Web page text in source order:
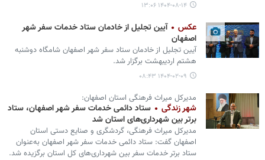
۱۴۰۴-۰۸-۱۴ ۱۳:۰۶
عکس
آیین تجلیل از خادمان ستاد خدمات سفر شهر
اصفهان
آیین تجلیل از خادمان ستاد سفر شهر اصفهان شامگاه دوشنبه
هشتم اردیبهشت برگزار شد.
۱۴۰۴-۰۲-۰۹ ۰۸:۴۳
مدیرکل میراث فرهنگی استان اصفهان:
شهر زندگی
ستاد دائمی خدمات سفر شهر اصفهان، ستاد
برتر بین شهرداری‌های استان شد
مدیرکل میراث فرهنگی، گردشگری و صنایع دستی استان
اصفهان گفت: ستاد دائمی خدمات سفر شهر اصفهان به‌عنوان
ستاد برتر خدمات سفر بین شهرداری‌های کل استان برگزیده شد.